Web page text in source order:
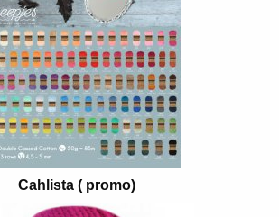
Cahlista ( promo)